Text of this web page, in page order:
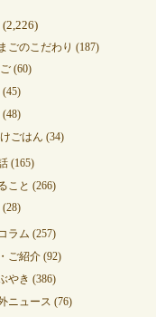
(2,226)
ごのこだわり (187)
(60)
(45)
(48)
ごはん (34)
(165)
こと (266)
(28)
ラム (257)
ご紹介(92)
やき (386)
ニュース (76)